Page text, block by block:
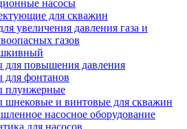
насосы
для скважин
увеличения давления газа и
газов
для повышения давления
для фонтанов
плунжерные
шнековые и винтовые для скважин
насосное оборудование
для насосов